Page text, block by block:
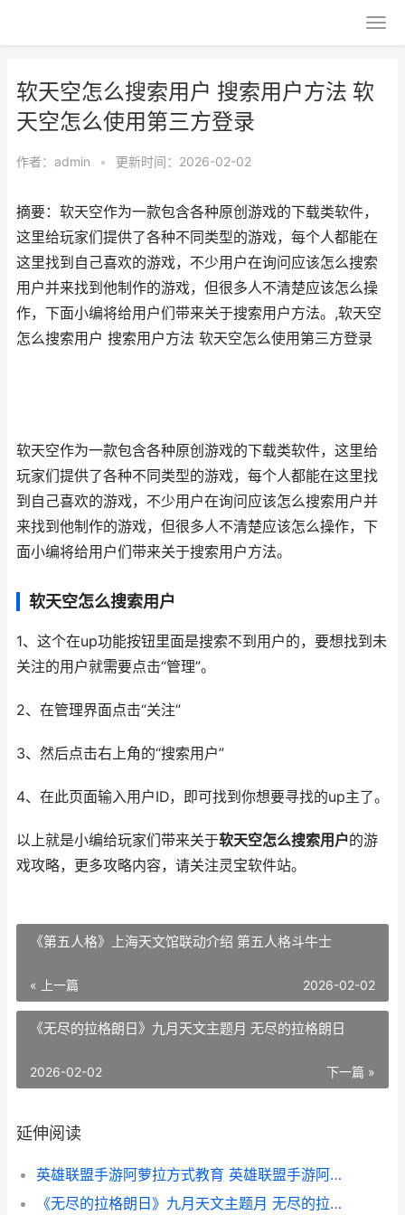
软天空怎么搜索用户 搜索用户方法 软
天空怎么使用第三方登录
作者： admin • 更新时间：2026-02-02
摘要：软天空作为一款包含各种原创游戏的下载类软件，
这里给玩家们提供了各种不同类型的游戏，每个人都能在
这里找到自己喜欢的游戏，不少用户在询问应该怎么搜索
用户并来找到他制作的游戏，但很多人不清楚应该怎么操
作，下面小编将给用户们带来关于搜索用户方法。,软天空
怎么搜索用户 搜索用户方法 软天空怎么使用第三方登录
软天空作为一款包含各种原创游戏的下载类软件，这里给
玩家们提供了各种不同类型的游戏，每个人都能在这里找
到自己喜欢的游戏，不少用户在询问应该怎么搜索用户并
来找到他制作的游戏，但很多人不清楚应该怎么操作，下
面小编将给用户们带来关于搜索用户方法。
软天空怎么搜索用户
1、这个在up功能按钮里面是搜索不到用户的，要想找到未
关注的用户就需要点击“管理”。
2、在管理界面点击“关注”
3、然后点击右上角的“搜索用户”
4、在此页面输入用户ID，即可找到你想要寻找的up主了。
以上就是小编给玩家们带来关于软天空怎么搜索用户的游
戏攻略，更多攻略内容，请关注灵宝软件站。
《第五人格》上海天文馆联动介绍 第五人格斗牛士
« 上一篇 2026-02-02
《无尽的拉格朗日》九月天文主题月 无尽的拉格朗日
下一篇 »
2026-02-02
延伸阅读
英雄联盟手游阿萝拉方式教育 英雄联盟手游阿兰喵MIAO
《无尽的拉格朗日》九月天文主题月 无尽的拉格朗日